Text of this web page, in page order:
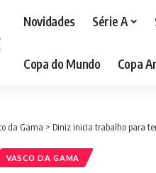
Novidades Série A
Copa do Mundo Copa
da Gama > Diniz inicia trabalho para
VASCO DA GAMA